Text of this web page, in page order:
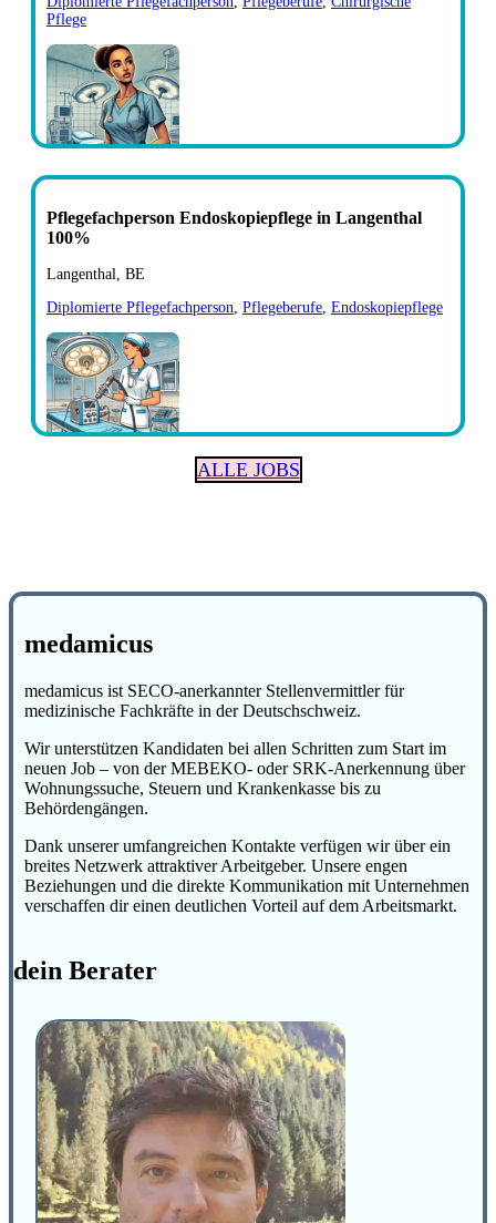
Pflege
Pflegefachperson Endoskopiepflege in Langenthal
100%
Langenthal, BE
Diplomierte Pflegefachperson Pflegeberufe Endoskopiepflege
ALLE JOBS
medamicus
medamicus ist SECO-anerkannter Stellenvermittler für
medizinische Fachkräfte in der Deutschschweiz.
Wir unterstützen Kandidaten bei allen Schritten zum Start im
neuen Job – von der MEBEKO- oder SRK-Anerkennung über
Wohnungssuche, Steuern und Krankenkasse bis zu
Behördengängen.
Dank unserer umfangreichen Kontakte verfügen wir über ein
breites Netzwerk attraktiver Arbeitgeber. Unsere engen
Beziehungen und die direkte Kommunikation mit Unternehmen
verschaffen dir einen deutlichen Vorteil auf dem Arbeitsmarkt.
dein Berater